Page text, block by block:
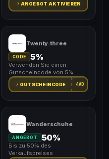
ANGEBOT AKTIVIEREN
Twenty:three
CODE 5%
Verwenden Sie einen
Gutscheincode von 5%
GUTSCHEINCODE 4AD
Wanderschuhe
ANGEBOT 50%
Bis zu 50% des
Verkaufspreises